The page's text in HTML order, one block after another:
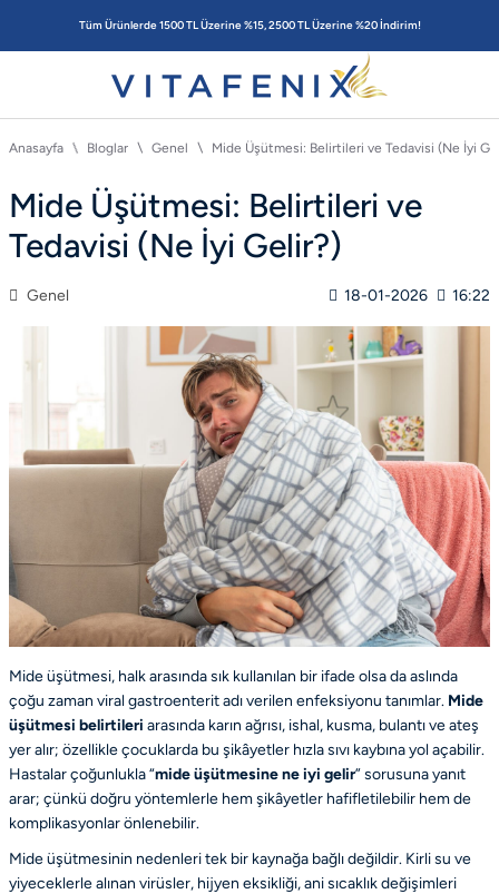
Tüm Ürünlerde 1500 TL Üzerine %15, 2500 TL Üzerine %20 İndirim!
Anasayfa Bloglar Genel Mide Üşütmesi: Belirtileri ve Tedavisi (Ne İyi
Mide Üşütmesi: Belirtileri ve
Tedavisi (Ne İyi Gelir?)
Genel 18-01-2026 16:22
Mide üşütmesi, halk arasında sık kullanılan bir ifade olsa da aslında
çoğu zaman viral gastroenterit adı verilen enfeksiyonu tanımlar. Mide
üşütmesi belirtileri arasında karın ağrısı, ishal, kusma, bulantı ve ateş
yer alır; özellikle çocuklarda bu şikâyetler hızla sıvı kaybına yol açabilir.
Hastalar çoğunlukla “mide üşütmesine ne iyi gelir” sorusuna yanıt
arar; çünkü doğru yöntemlerle hem şikâyetler hafifletilebilir hem de
komplikasyonlar önlenebilir.
Mide üşütmesinin nedenleri tek bir kaynağa bağlı değildir. Kirli su ve
yiyeceklerle alınan virüsler, hijyen eksikliği, ani sıcaklık değişimleri